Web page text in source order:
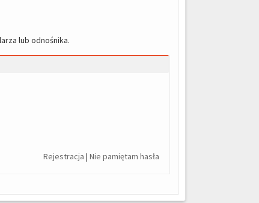
lub odnośnika.
Rejestracja | Nie pamiętam hasła